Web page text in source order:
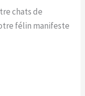
chats de
félin manifeste